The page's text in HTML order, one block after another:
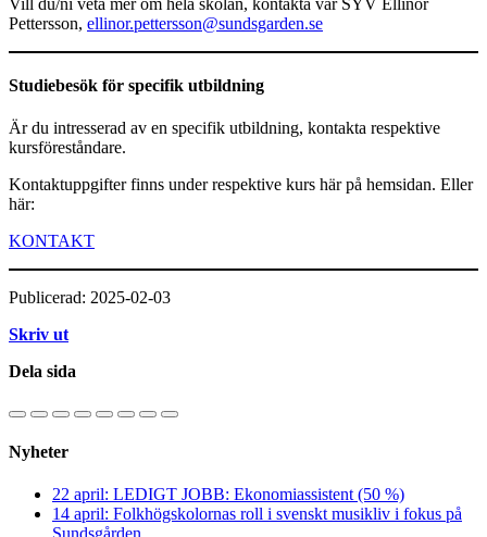
Pettersson, ellinor.pettersson@sundsgarden.se
Studiebesök för specifik utbildning
Är du intresserad av en specifik utbildning, kontakta respektive
kursföreståndare.
Kontaktuppgifter finns under respektive kurs här på hemsidan. Eller
här:
KONTAKT
Publicerad: 2025-02-03
Skriv ut
Dela sida
Nyheter
22 april: LEDIGT JOBB: Ekonomiassistent (50 %)
14 april: Folkhögskolornas roll i svenskt musikliv i fokus på
Sundsgården